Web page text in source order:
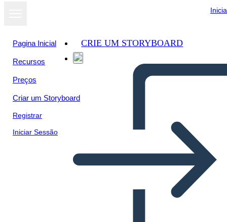
Pagina Inicial
Recursos
Preços
Criar um Storyboard
Registrar
Iniciar Sessão
CRIE UM STORYBOARD